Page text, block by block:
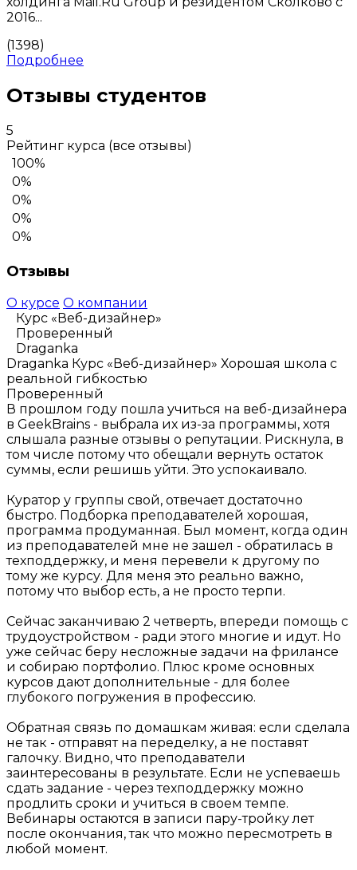
2016...
(1398)
Подробнее
Отзывы студентов
5
Рейтинг курса (все отзывы)
100%
0%
0%
0%
0%
Отзывы
О курсе О компании
Курс «Веб-дизайнер»
Проверенный
Draganka
Draganka Курс «Веб-дизайнер» Хорошая школа с
реальной гибкостью
Проверенный
В прошлом году пошла учиться на веб-дизайнера
в GeekBrains - выбрала их из-за программы, хотя
слышала разные отзывы о репутации. Рискнула, в
том числе потому что обещали вернуть остаток
суммы, если решишь уйти. Это успокаивало.
Куратор у группы свой, отвечает достаточно
быстро. Подборка преподавателей хорошая,
программа продуманная. Был момент, когда один
из преподавателей мне не зашел - обратилась в
техподдержку, и меня перевели к другому по
тому же курсу. Для меня это реально важно,
потому что выбор есть, а не просто терпи.
Сейчас заканчиваю 2 четверть, впереди помощь с
трудоустройством - ради этого многие и идут. Но
уже сейчас беру несложные задачи на фрилансе
и собираю портфолио. Плюс кроме основных
курсов дают дополнительные - для более
глубокого погружения в профессию.
Обратная связь по домашкам живая: если сделала
не так - отправят на переделку, а не поставят
галочку. Видно, что преподаватели
заинтересованы в результате. Если не успеваешь
сдать задание - через техподдержку можно
продлить сроки и учиться в своем темпе.
Вебинары остаются в записи пару-тройку лет
после окончания, так что можно пересмотреть в
любой момент.